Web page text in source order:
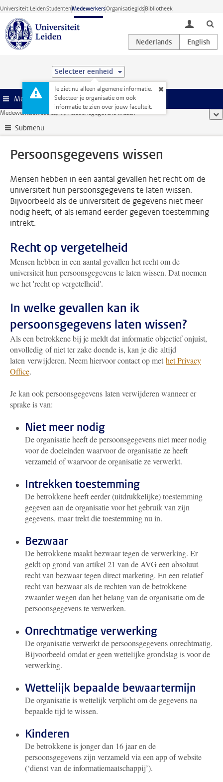
Ga direct naar de inhoud
Universiteit LeidenStudentenMedewerkersOrganisatiegidsBibliotheek
toggle
Selecteer eenheid
Je ziet nu alleen algemene informatie.
Selecteer je organisatie om ook
informatie te zien over jouw faculteit.
Menu
Medewerkerswebsite ... Persoonsgegevens wissen
Submenu
Persoonsgegevens wissen
Mensen hebben in een aantal gevallen het recht om de
universiteit hun persoonsgegevens te laten wissen.
Bijvoorbeeld als de universiteit de gegevens niet meer
nodig heeft, of als iemand eerder gegeven toestemming
intrekt.
Recht op vergetelheid
Mensen hebben in een aantal gevallen het recht om de
universiteit hun persoonsgegevens te laten wissen. Dat noemen
we het 'recht op vergetelheid'.
In welke gevallen kan ik
persoonsgegevens laten wissen?
Als een betrokkene bij je meldt dat informatie objectief onjuist,
onvolledig of niet ter zake doende is, kan je die altijd
laten verwijderen. Neem hiervoor contact op met het Privacy
Office.
Je kan ook persoonsgegevens laten verwijderen wanneer er
sprake is van:
Niet meer nodig
De organisatie heeft de persoonsgegevens niet meer nodig
voor de doeleinden waarvoor de organisatie ze heeft
verzameld of waarvoor de organisatie ze verwerkt.
Intrekken toestemming
De betrokkene heeft eerder (uitdrukkelijke) toestemming
gegeven aan de organisatie voor het gebruik van zijn
gegevens, maar trekt die toestemming nu in.
Bezwaar
De betrokkene maakt bezwaar tegen de verwerking. Er
geldt op grond van artikel 21 van de AVG een absoluut
recht van bezwaar tegen direct marketing. En een relatief
recht van bezwaar als de rechten van de betrokkene
zwaarder wegen dan het belang van de organisatie om de
persoonsgegevens te verwerken.
Onrechtmatige verwerking
De organisatie verwerkt de persoonsgegevens onrechtmatig.
Bijvoorbeeld omdat er geen wettelijke grondslag is voor de
verwerking.
Wettelijk bepaalde bewaartermijn
De organisatie is wettelijk verplicht om de gegevens na
bepaalde tijd te wissen.
Kinderen
De betrokkene is jonger dan 16 jaar en de
persoonsgegevens zijn verzameld via een app of website
(‘dienst van de informatiemaatschappij’).